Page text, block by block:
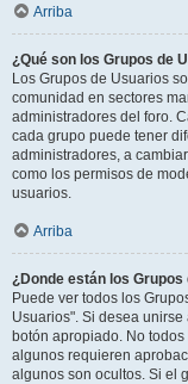
Arriba
¿Qué son los Grupos de
Los Grupos de Usuarios
comunidad en sectores
administradores del foro.
cada grupo puede tener
administradores, a
como los permisos de
usuarios.
Arriba
¿Donde están los
Puede ver todos los
Usuarios". Si desea
botón apropiado. No
algunos requieren
algunos son ocultos. Si el